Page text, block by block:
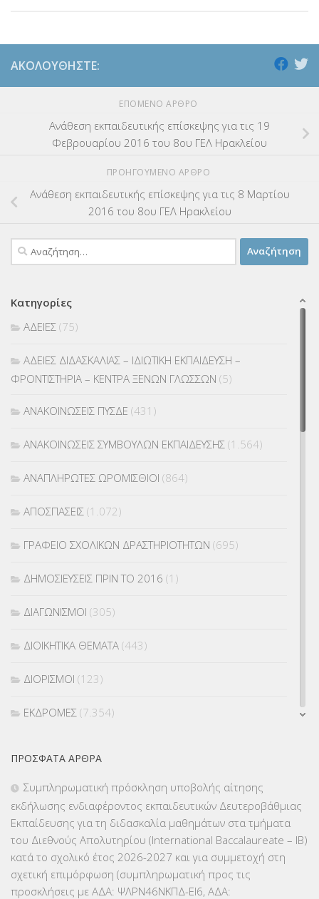
ΑΚΟΛΟΥΘΉΣΤΕ:
ΕΠΌΜΕΝΟ ΆΡΘΡΟ
Ανάθεση εκπαιδευτικής επίσκεψης για τις 19
Φεβρουαρίου 2016 του 8ου ΓΕΛ Ηρακλείου
ΠΡΟΗΓΟΎΜΕΝΟ ΆΡΘΡΟ
Ανάθεση εκπαιδευτικής επίσκεψης για τις 8 Μαρτίου
2016 του 8ου ΓΕΛ Ηρακλείου
Αναζήτηση
για:
Κατηγορίες
ΑΔΕΙΕΣ (75)
ΑΔΕΙΕΣ ΔΙΔΑΣΚΑΛΙΑΣ – ΙΔΙΩΤΙΚΗ ΕΚΠΑΙΔΕΥΣΗ –
ΦΡΟΝΤΙΣΤΗΡΙΑ – ΚΕΝΤΡΑ ΞΕΝΩΝ ΓΛΩΣΣΩΝ (5)
ΑΝΑΚΟΙΝΩΣΕΙΣ ΠΥΣΔΕ (431)
ΑΝΑΚΟΙΝΩΣΕΙΣ ΣΥΜΒΟΥΛΩΝ ΕΚΠΑΙΔΕΥΣΗΣ (1.564)
ΑΝΑΠΛΗΡΩΤΕΣ ΩΡΟΜΙΣΘΙΟΙ (864)
ΑΠΟΣΠΑΣΕΙΣ (1.072)
ΓΡΑΦΕΙΟ ΣΧΟΛΙΚΩΝ ΔΡΑΣΤΗΡΙΟΤΗΤΩΝ (695)
ΔΗΜΟΣΙΕΥΣΕΙΣ ΠΡΙΝ ΤΟ 2016 (1)
ΔΙΑΓΩΝΙΣΜΟΙ (305)
ΔΙΟΙΚΗΤΙΚΑ ΘΕΜΑΤΑ (443)
ΔΙΟΡΙΣΜΟΙ (123)
ΕΚΔΡΟΜΕΣ (7.354)
ΕΠΙΜΟΡΦΩΣΗ Τ.Π.Ε.(10)
ΕΥΡΩΠΑΪΚΑ ΠΡΟΓΡΑΜΜΑΤΑ(230)
ΚΕΣΥ (60)
ΠΡΌΣΦΑΤΑ ΆΡΘΡΑ
Συμπληρωματική πρόσκληση υποβολής αίτησης
εκδήλωσης ενδιαφέροντος εκπαιδευτικών Δευτεροβάθμιας
Εκπαίδευσης για τη διδασκαλία μαθημάτων στα τμήματα
του Διεθνούς Απολυτηρίου (International Baccalaureate – IB)
κατά το σχολικό έτος 2026-2027 και για συμμετοχή στη
σχετική επιμόρφωση (συμπληρωματική προς τις
προσκλήσεις με ΑΔΑ: ΨΛΡΝ46ΝΚΠΔ-ΕΙ6, ΑΔΑ: